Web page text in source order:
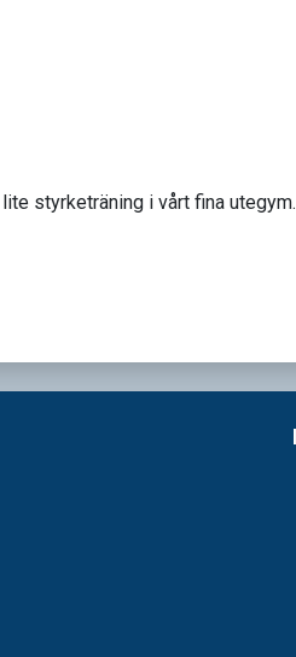
styrketräning i vårt fina utegym.